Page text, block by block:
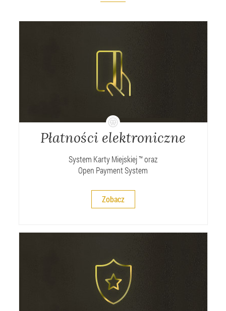
Płatności elektroniczne
System Karty Miejskiej ™ oraz
Open Payment System
Zobacz